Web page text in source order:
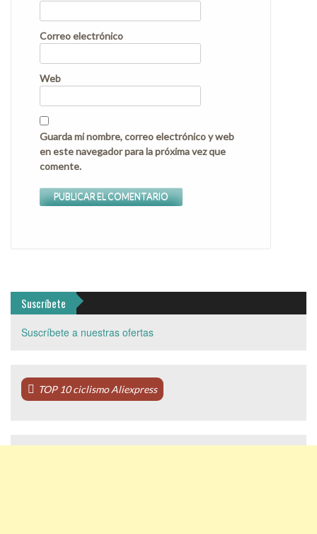
Correo electrónico
Web
Guarda mi nombre, correo electrónico y web
en este navegador para la próxima vez que
comente.
Suscríbete
Suscríbete a nuestras ofertas
TOP 10 ciclismo Aliexpress